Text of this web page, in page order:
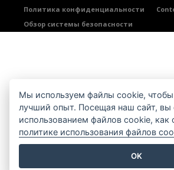
Политика конфиденциальности
Обзор системы безопасности
Мы используем файлы cookie,
лучший опыт. Посещая наш сайт, вы
использованием файлов cookie, как
политике использования файлов
OK